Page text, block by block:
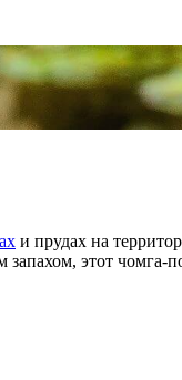
и прудах на
этот чомга-